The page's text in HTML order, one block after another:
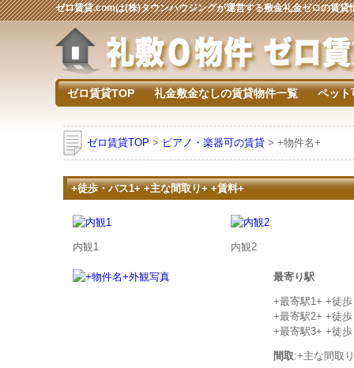
ゼロ賃貸.comは(株)タウンハウジングが運営する敷金礼金ゼロの賃貸
ゼロ賃貸TOP 礼金敷金なしの賃貸物件一覧 ペット
ゼロ賃貸TOP > ピアノ・楽器可の賃貸 > +物件名+
+徒歩・バス1+ +主な間取り+ +賃料+
内観1 内観2
最寄り駅
+最寄駅1+ +徒
+最寄駅2+ +徒
+最寄駅3+ +徒
間取:+主な間取